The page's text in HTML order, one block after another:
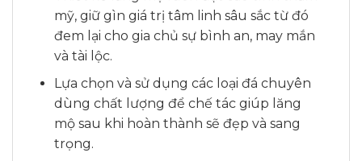
mỹ, giữ gìn giá trị tâm linh sâu sắc từ đó
đem lại cho gia chủ sự bình an, may mắn
và tài lộc.
Lựa chọn và sử dụng các loại đá chuyên
dùng chất lượng để chế tác giúp lăng
mộ sau khi hoàn thành sẽ đẹp và sang
trọng.